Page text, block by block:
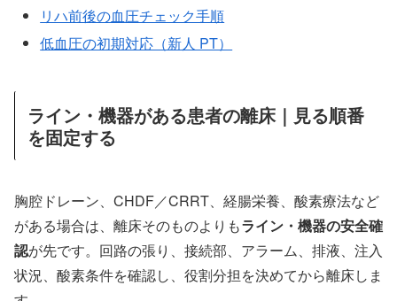
リハ前後の血圧チェック手順
低血圧の初期対応（新人 PT）
ライン・機器がある患者の離床｜見る順番
を固定する
胸腔ドレーン、CHDF／CRRT、経腸栄養、酸素療法など
がある場合は、離床そのものよりもライン・機器の安全確
認が先です。回路の張り、接続部、アラーム、排液、注入
状況、酸素条件を確認し、役割分担を決めてから離床しま